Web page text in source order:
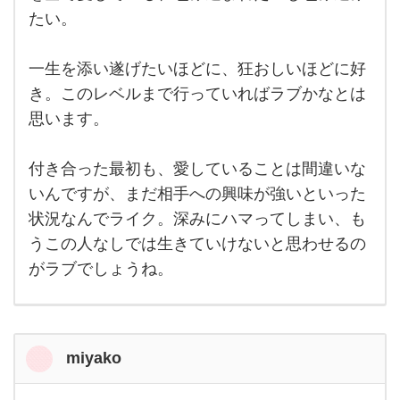
たし
かに
きに
たい。
一生を添い遂げたいほどに、狂おしいほどに好
き。このレベルまで行っていればラブかなとは
思います。
付き合った最初も、愛していることは間違いな
いんですが、まだ相手への興味が強いといった
状況なんでライク。深みにハマってしまい、も
うこの人なしでは生きていけないと思わせるの
がラブでしょうね。
miyako